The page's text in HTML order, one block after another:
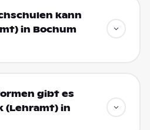
kann
in Bochum
gibt es
(Lehramt) in